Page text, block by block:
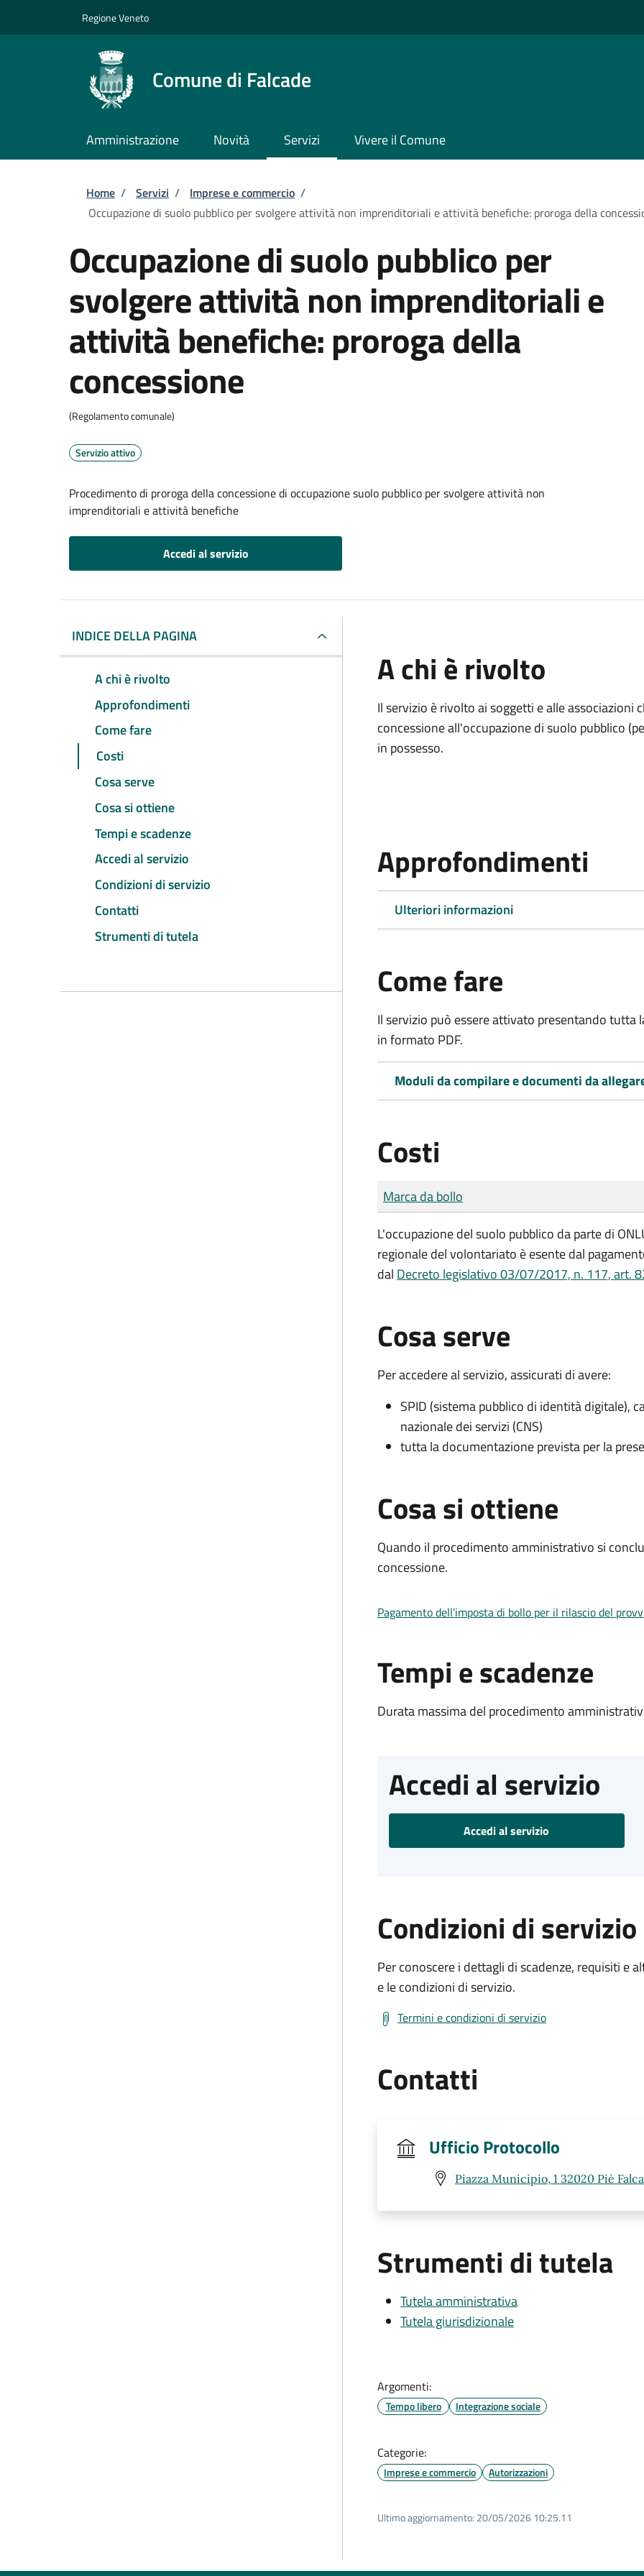
Regione Veneto
Comune di Falcade
Amministrazione Novità Servizi Vivere il Comune
Briciole di pane
Home / Servizi / Imprese e commercio /
Occupazione di suolo pubblico per svolgere attività non imprenditoriali e attività benefiche: proroga della
Occupazione di suolo pubblico per
svolgere attività non imprenditoriali e
attività benefiche: proroga della
concessione
(Regolamento comunale)
Servizio attivo
Procedimento di proroga della concessione di occupazione suolo pubblico per svolgere attività non
imprenditoriali e attività benefiche
Accedi al servizio
INDICE DELLA PAGINA
A chi è rivolto
Approfondimenti
Come fare
Costi
Cosa serve
Cosa si ottiene
Tempi e scadenze
Accedi al servizio
Condizioni di servizio
Contatti
Strumenti di tutela
A chi è rivolto
Il servizio è rivolto ai soggetti e alle
concessione all'occupazione di suolo pubblico
in possesso.
Approfondimenti
Ulteriori informazioni
Come fare
Il servizio può essere attivato presentando
in formato PDF.
Moduli da compilare e documenti da
Costi
Tipo di pagamento
Importo
Marca da bollo
L'occupazione del suolo pubblico da parte di
regionale del volontariato è esente dal
dal Decreto legislativo 03/07/2017, n. 117, art.
Cosa serve
Per accedere al servizio, assicurati di avere:
SPID (sistema pubblico di identità digitale),
nazionale dei servizi (CNS)
tutta la documentazione prevista per la
Cosa si ottiene
Quando il procedimento amministrativo si
concessione.
Pagamento dell'imposta di bollo per il rilascio del
Tempi e scadenze
Durata massima del procedimento
Accedi al servizio
Accedi al servizio
Condizioni di servizio
Per conoscere i dettagli di scadenze, requisiti e
e le condizioni di servizio.
Termini e condizioni di servizio
Contatti
Ufficio Protocollo
Piazza Municipio, 1 32020 Piè
Strumenti di tutela
Tutela amministrativa
Tutela giurisdizionale
Argomenti:
Tempo libero Integrazione sociale
Categorie:
Imprese e commercio Autorizzazioni
Ultimo aggiornamento: 20/05/2026 10:25.11